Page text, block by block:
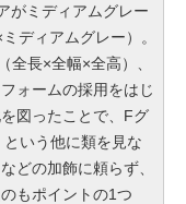
がミディアムグレー
ディアムグレー）。
長×全幅×全高）、
ォームの採用をはじ
図ったことで、Fグ
いう他に類を見な
どの加飾に頼らず、
もポイントの1つ